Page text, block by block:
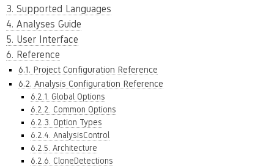
3. Supported Languages
4. Analyses Guide
5. User Interface
6. Reference
6.1. Project Configuration Reference
6.2. Analysis Configuration Reference
6.2.1. Global Options
6.2.2. Common Options
6.2.3. Option Types
6.2.4. AnalysisControl
6.2.5. Architecture
6.2.6. CloneDetections